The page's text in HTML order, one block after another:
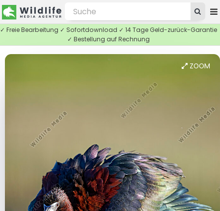
✓ Freie Bearbeitung ✓ Sofortdownload ✓ 14 Tage Geld-zurück-Garantie
✓ Bestellung auf Rechnung
ZOOM